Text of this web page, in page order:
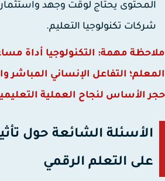
يحتاج لوقت وجهد
تكنولوجيا التعليم.
مهمة: التكنولوجيا أداة
التفاعل الإنساني المباشر
الأساس لنجاح العملية التعليمية.
الأسئلة الشائعة حول
على التعلم الرقمي